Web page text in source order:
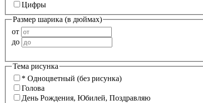
Цифры
Размер шарика (в дюймах)
от
до
Тема рисунка
* Одноцветный (без рисунка)
Голова
День Рождения, Юбилей, Поздравляю